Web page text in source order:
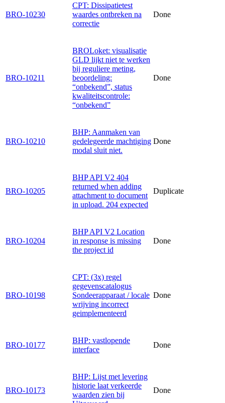
BRO-10230
CPT: Dissipatietest
waardes ontbreken na
correctie
Done
BRO-10211
BROLoket: visualisatie
GLD lijkt niet te werken
bij reguliere meting,
beoordeling:
“onbekend”, status
kwaliteitscontrole:
“onbekend”
Done
BRO-10210
BHP: Aanmaken van
gedelegeerde machtiging
modal sluit niet.
Done
BRO-10205
BHP API V2 404
returned when adding
attachment to document
in upload. 204 expected
Duplicate
BRO-10204
BHP API V2 Location
in response is missing
the project id
Done
BRO-10198
CPT: (3x) regel
gegevenscatalogus
Sondeerapparaat / locale
wrijving incorrect
geimplementeerd
Done
BRO-10177
BHP: vastlopende
interface
Done
BRO-10173
BHP: Lijst met levering
historie laat verkeerde
waarden zien bij
Done